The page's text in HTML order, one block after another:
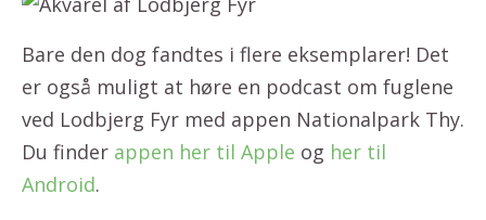
Bare den dog fandtes i flere eksemplarer! Det
er også muligt at høre en podcast om fuglene
ved Lodbjerg Fyr med appen Nationalpark Thy.
Du finder appen her til Apple og her til
Android.